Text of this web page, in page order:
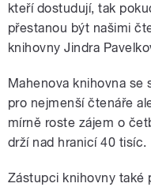
kteří dostudují, tak
přestanou být našimi
knihovny Jindra
Mahenova knihovna se
pro nejmenší čtenáře
mírně roste zájem o
drží nad hranicí 40 tisíc.
Zástupci knihovny také